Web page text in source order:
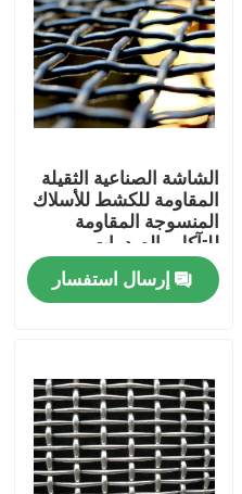
الشاشة الصناعية الثقيلة
المقاومة للكشط للأسلاك
المنسوجة المقاومة
للتآكل والصدمات
إرسال استفسار